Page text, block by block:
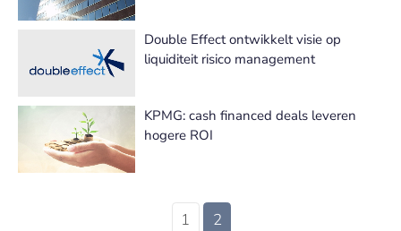
Double Effect ontwikkelt visie op
liquiditeit risico management
KPMG: cash financed deals leveren
hogere ROI
1 2